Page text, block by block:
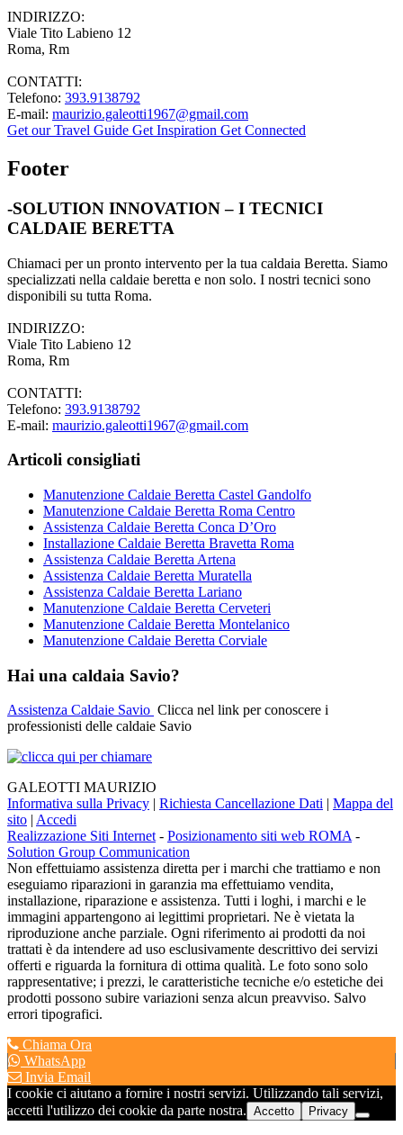
INDIRIZZO:
Viale Tito Labieno 12
Roma, Rm
CONTATTI:
Telefono: 393.9138792
E-mail: maurizio.galeotti1967@gmail.com
Get our Travel Guide Get Inspiration Get Connected
Footer
-SOLUTION INNOVATION – I TECNICI
CALDAIE BERETTA
Chiamaci per un pronto intervento per la tua caldaia Beretta. Siamo
specializzati nella caldaie beretta e non solo. I nostri tecnici sono
disponibili su tutta Roma.
INDIRIZZO:
Viale Tito Labieno 12
Roma, Rm
CONTATTI:
Telefono: 393.9138792
E-mail: maurizio.galeotti1967@gmail.com
Articoli consigliati
Manutenzione Caldaie Beretta Castel Gandolfo
Manutenzione Caldaie Beretta Roma Centro
Assistenza Caldaie Beretta Conca D’Oro
Installazione Caldaie Beretta Bravetta Roma
Assistenza Caldaie Beretta Artena
Assistenza Caldaie Beretta Muratella
Assistenza Caldaie Beretta Lariano
Manutenzione Caldaie Beretta Cerveteri
Manutenzione Caldaie Beretta Montelanico
Manutenzione Caldaie Beretta Corviale
Hai una caldaia Savio?
Assistenza Caldaie Savio Clicca nel link per conoscere i
professionisti delle caldaie Savio
GALEOTTI MAURIZIO
Informativa sulla Privacy
Richiesta Cancellazione Dati
Mappa del
sito Accedi
Realizzazione Siti Internet- Posizionamento siti web ROMA-
Solution Group Communication
Non effettuiamo assistenza diretta per i marchi che trattiamo e non
eseguiamo riparazioni in garanzia ma effettuiamo vendita,
installazione, riparazione e assistenza. Tutti i loghi, i marchi e le
immagini appartengono ai legittimi proprietari. Ne è vietata la
riproduzione anche parziale. Ogni riferimento ai prodotti da noi
trattati è da intendere ad uso esclusivamente descrittivo dei servizi
offerti e riguarda la fornitura di ottima qualità. Le foto sono solo
rappresentative; i prezzi, le caratteristiche tecniche e/o estetiche dei
prodotti possono subire variazioni senza alcun preavviso. Salvo
errori tipografici.
Chiama Ora
WhatsApp
Invia Email
I cookie ci aiutano a fornire i nostri servizi. Utilizzando tali servizi,
accetti l'utilizzo dei cookie da parte nostra. Accetto Privacy